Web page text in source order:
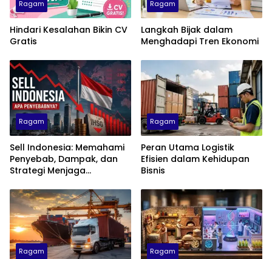
Ragam
Hindari Kesalahan Bikin CV
Gratis
Ragam
Langkah Bijak dalam
Menghadapi Tren Ekonomi
Ragam
Sell Indonesia: Memahami
Penyebab, Dampak, dan
Strategi Menjaga
Ragam
Peran Utama Logistik
Efisien dalam Kehidupan
Bisnis
Ragam Ragam